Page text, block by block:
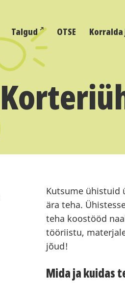
Talgud OTSE Korralda
Kutsume ühistuid
ära teha.
teha koostööd
tööriistu,
jõud!
Mida ja kuidas